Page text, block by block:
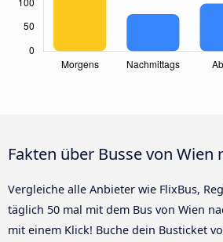
Fakten über Busse von Wien
Vergleiche alle Anbieter wie FlixBus,
täglich 50 mal mit dem Bus von Wien
mit einem Klick! Buche dein Busticket